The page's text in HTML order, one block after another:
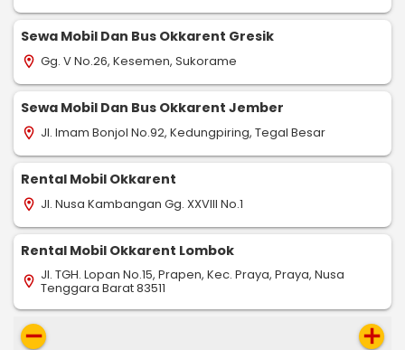
Sewa Mobil Dan Bus Okkarent Gresik
location_on Gg. V No.26, Kesemen, Sukorame
Sewa Mobil Dan Bus Okkarent Jember
location_on Jl. Imam Bonjol No.92, Kedungpiring, Tegal Besar
Rental Mobil Okkarent
location_on Jl. Nusa Kambangan Gg. XXVIII No.1
Rental Mobil Okkarent Lombok
location_on Jl. TGH. Lopan No.15, Prapen, Kec. Praya, Praya, Nusa
Tenggara Barat 83511
remove add